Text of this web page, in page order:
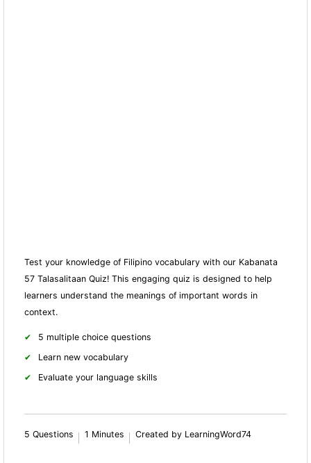
Test your knowledge of Filipino vocabulary with our Kabanata
57 Talasalitaan Quiz! This engaging quiz is designed to help
learners understand the meanings of important words in
context.
5 multiple choice questions
Learn new vocabulary
Evaluate your language skills
5 Questions 1 Minutes Created by LearningWord74